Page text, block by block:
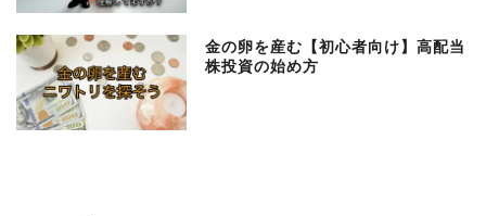
金の卵を産む【初心者向け】高配当
株投資の始め方